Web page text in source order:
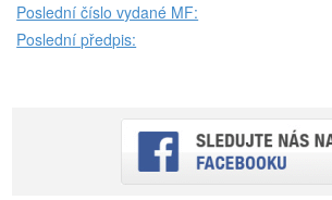
Poslední číslo vydané MF:
Poslední předpis: